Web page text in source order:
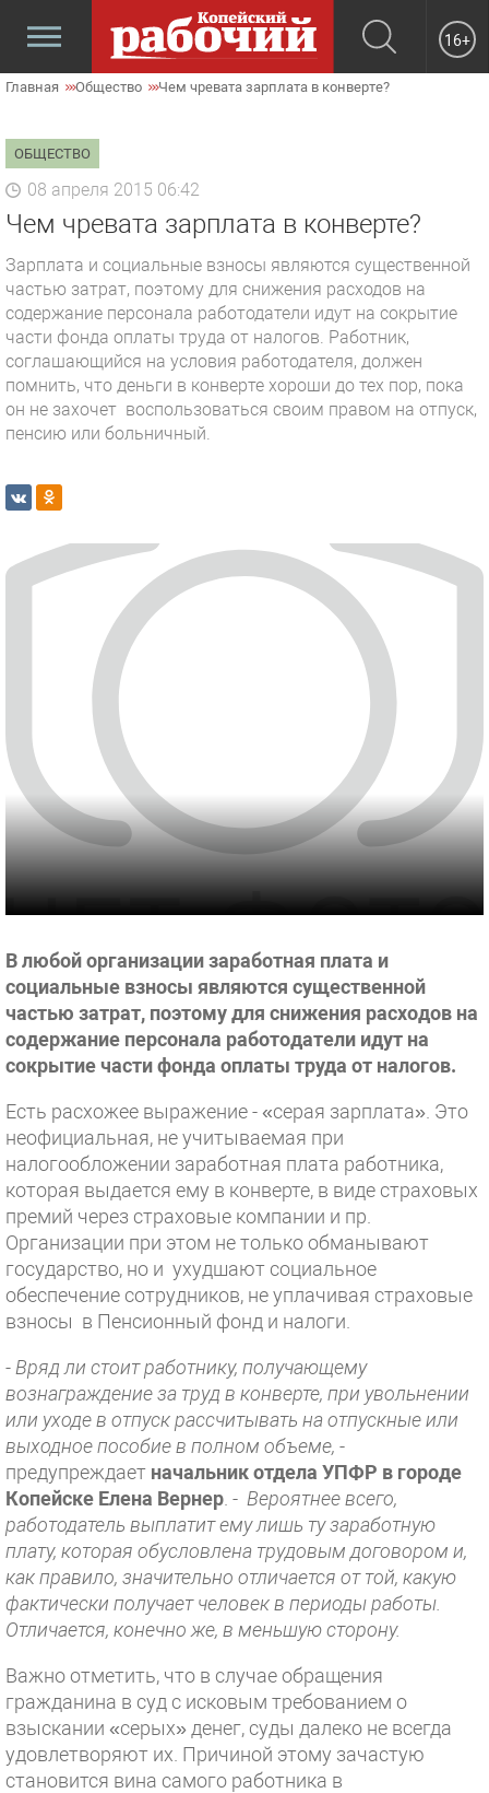
16+
Главная Общество Чем чревата зарплата в конверте?
ОБЩЕСТВО
08 апреля 2015 06:42
Чем чревата зарплата в конверте?
Зарплата и социальные взносы являются существенной
частью затрат, поэтому для снижения расходов на
содержание персонала работодатели идут на сокрытие
части фонда оплаты труда от налогов. Работник,
соглашающийся на условия работодателя, должен
помнить, что деньги в конверте хороши до тех пор, пока
он не захочет воспользоваться своим правом на отпуск,
пенсию или больничный.
В любой организации заработная плата и
социальные взносы являются существенной
частью затрат, поэтому для снижения расходов на
содержание персонала работодатели идут на
сокрытие части фонда оплаты труда от налогов.
Есть расхожее выражение - «серая зарплата». Это
неофициальная, не учитываемая при
налогообложении заработная плата работника,
которая выдается ему в конверте, в виде страховых
премий через страховые компании и пр.
Организации при этом не только обманывают
государство, но и ухудшают социальное
обеспечение сотрудников, не уплачивая страховые
взносы в Пенсионный фонд и налоги.
- Вряд ли стоит работнику, получающему
вознаграждение за труд в конверте, при увольнении
или уходе в отпуск рассчитывать на отпускные или
выходное пособие в полном объеме, -
предупреждает начальник отдела УПФР в городе
Копейске Елена Вернер . - Вероятнее всего,
работодатель выплатит ему лишь ту заработную
плату, которая обусловлена трудовым договором и,
как правило, значительно отличается от той, какую
фактически получает человек в периоды работы.
Отличается, конечно же, в меньшую сторону.
Важно отметить, что в случае обращения
гражданина в суд с исковым требованием о
взыскании «серых» денег, суды далеко не всегда
удовлетворяют их. Причиной этому зачастую
становится вина самого работника в